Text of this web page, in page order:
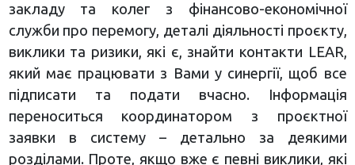
закладу та колег з фінансово-економічної
служби про перемогу, деталі діяльності проєкту,
виклики та ризики, які є, знайти контакти LEAR,
який має працювати з Вами у синергії, щоб все
підписати та подати вчасно. Інформація
переноситься координатором з проєктної
заявки в систему – детально за деякими
розділами. Проте, якщо вже є певні виклики, які